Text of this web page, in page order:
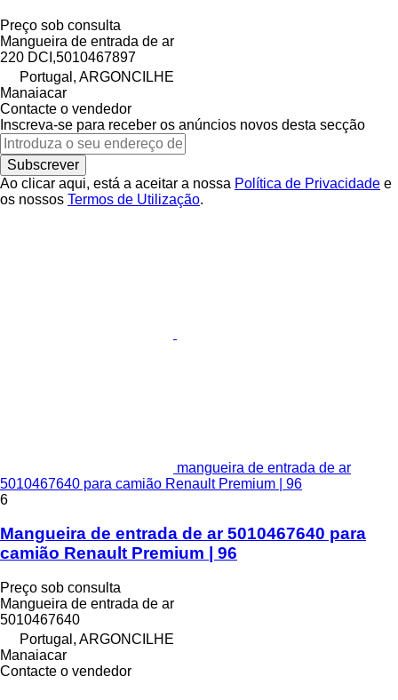
Preço sob consulta
Mangueira de entrada de ar
220 DCI,5010467897
Portugal, ARGONCILHE
Manaiacar
Contacte o vendedor
Inscreva-se para receber os anúncios novos desta secção
Subscrever
Ao clicar aqui, está a aceitar a nossa Política de Privacidade e
os nossos Termos de Utilização.
mangueira de entrada de ar
5010467640 para camião Renault Premium | 96
6
Mangueira de entrada de ar 5010467640 para
camião Renault Premium | 96
Preço sob consulta
Mangueira de entrada de ar
5010467640
Portugal, ARGONCILHE
Manaiacar
Contacte o vendedor